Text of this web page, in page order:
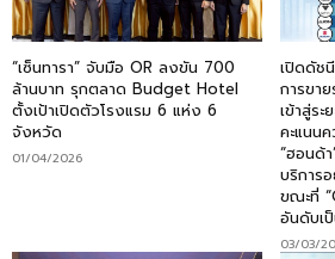
“เซ็นทารา” จับมือ OR ลงขัน 700
ล้านบาท รุกตลาด Budget Hotel
ตั้งเป้าเปิดตัวโรงแรม 6 แห่ง 6
จังหวัด
01/04/2026
เปิดดัช
การขา
เข้าสู่ร
คะแนน
“ฮอนด้
บริการ
ขณะที่
อันดับเ
03/03/